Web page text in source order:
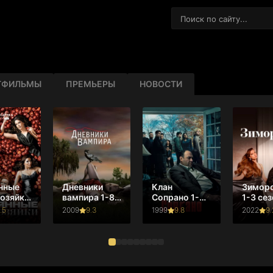
ПРЕМЬЕРЫ НОВОСТИ
Дневники
вампира 1-8
сезон
2009 9.3
Клан
Сопрано 1-6
сезон
1999 9.8
1-3
2022